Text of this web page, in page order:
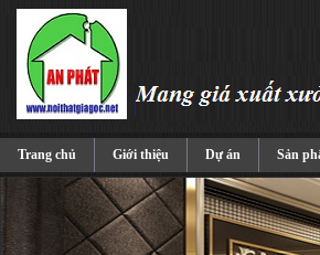
Trang chủ Giới thiệu Dự án Sản